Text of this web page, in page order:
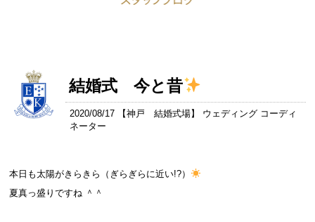
結婚式 今と昔
2020/08/17 【神戸 結婚式場】 ウェディング コーディ
ネーター
本日も太陽がきらきら（ぎらぎらに近い!?）
夏真っ盛りですね ＾＾